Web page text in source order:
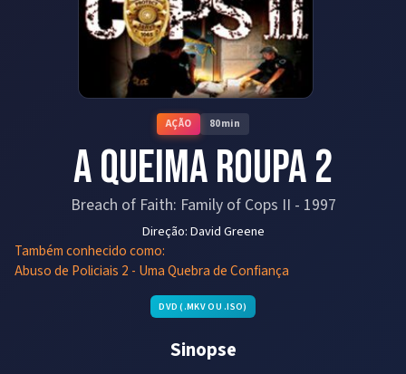
AÇÃO 80min
A Queima Roupa 2
Breach of Faith: Family of Cops II - 1997
Direção:David Greene
Também conhecido como:
Abuso de Policiais 2 - Uma Quebra de Confiança
DVD (.MKV OU .ISO)
Sinopse